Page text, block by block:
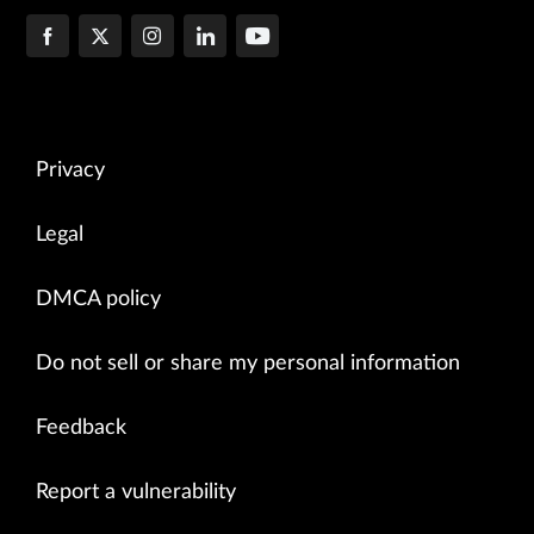
Privacy
Legal
DMCA policy
Do not sell or share my personal information
Feedback
Report a vulnerability